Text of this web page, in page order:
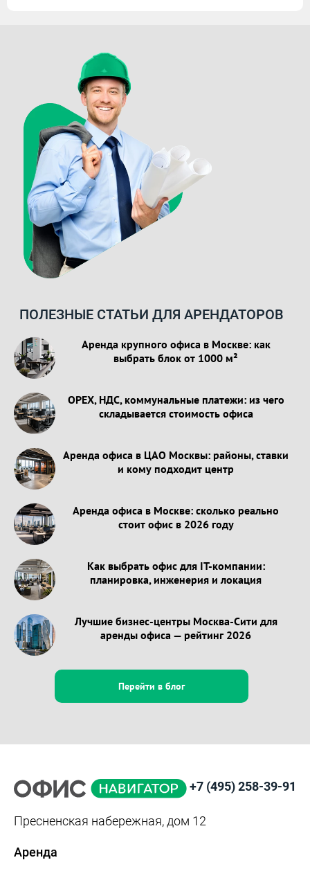
ПОЛЕЗНЫЕ СТАТЬИ ДЛЯ АРЕНДАТОРОВ
Аренда крупного офиса в Москве: как
выбрать блок от 1000 м²
OPEX, НДС, коммунальные платежи: из чего
складывается стоимость офиса
Аренда офиса в ЦАО Москвы: районы, ставки
и кому подходит центр
Аренда офиса в Москве: сколько реально
стоит офис в 2026 году
Как выбрать офис для IT-компании:
планировка, инженерия и локация
Лучшие бизнес-центры Москва-Сити для
аренды офиса — рейтинг 2026
Перейти в блог
+7 (495) 258-39-91
Пресненская набережная, дом 12
Аренда